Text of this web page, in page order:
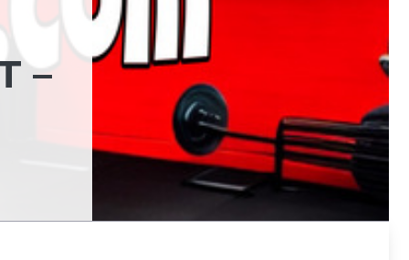
–